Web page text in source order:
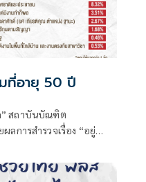
มที่อายุ 50 ปี
” สถาบันบัณฑิต
ลการสำรวจเรื่อง “อยู่
ายุ 18-59 ปี